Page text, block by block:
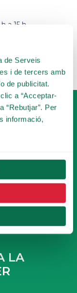
de Serveis
i de tercers amb
de publicitat.
a “Acceptar-
“Rebutjar”. Per
informació,
a 15 h.
LA